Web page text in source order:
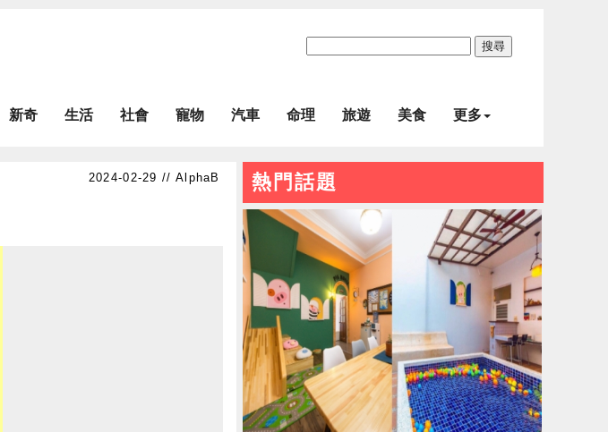
搜尋
新奇 生活 社會 寵物 汽車 命理 旅遊 美食 更多
AlphaB 熱門話題